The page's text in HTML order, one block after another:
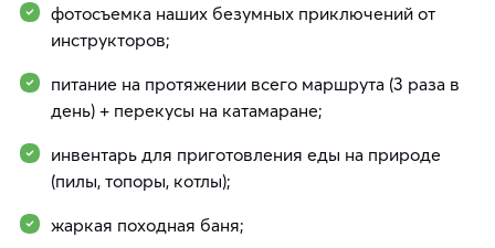
фотосъемка наших безумных приключений от
инструкторов;
питание на протяжении всего маршрута (3 раза в
день) + перекусы на катамаране;
инвентарь для приготовления еды на природе
(пилы, топоры, котлы);
жаркая походная баня;